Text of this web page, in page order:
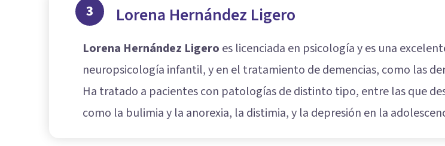
3 Lorena Hernández Ligero
Lorena Hernández Ligero es licenciada en psicología y es una
neuropsicología infantil, y en el tratamiento de demencias, como las
Ha tratado a pacientes con patologías de distinto tipo, entre las que
como la bulimia y la anorexia, la distimia, y la depresión en la